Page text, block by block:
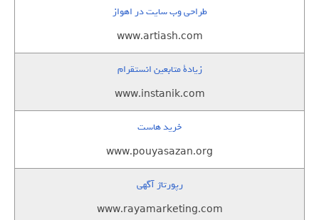
طراحی وب سایت در اهواز
www.artiash.com
زيادة متابعين انستقرام
www.instanik.com
خرید هاست
www.pouyasazan.org
رپورتاژ آگهی
www.rayamarketing.com